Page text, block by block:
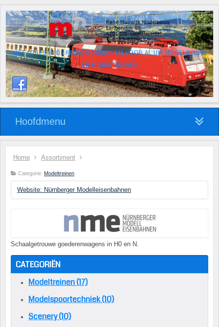
HÉT ADRES IN DE REGIO GORINCHEM VOOR AL UW MODELBOUW
EN MODELTREINEN
Hoofdmenu
Home Assortiment
Categorie: Modeltreinen
Website: Nürnberger Modelleisenbahnen
Schaalgetrouwe goederenwagens in H0 en N.
CATEGORIËN
Modeltreinen (17)
Modelspoortechniek (10)
Scenery (10)